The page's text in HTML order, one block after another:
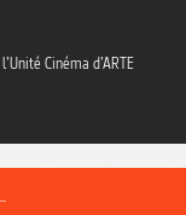
Cinéma d’ARTE